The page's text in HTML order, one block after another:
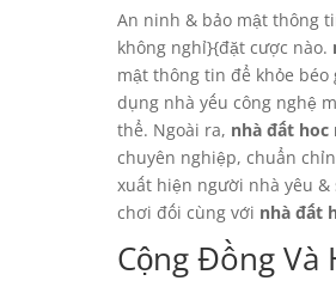
An ninh & bảo mật thông
không nghỉ}{đặt cược nào.
mật thông tin để khỏe
dụng nhà yếu công nghệ
thể. Ngoài ra, nhà đất
chuyên nghiệp, chuẩn
xuất hiện người nhà yêu
chơi đối cùng với nhà đất
Cộng Đồng Và